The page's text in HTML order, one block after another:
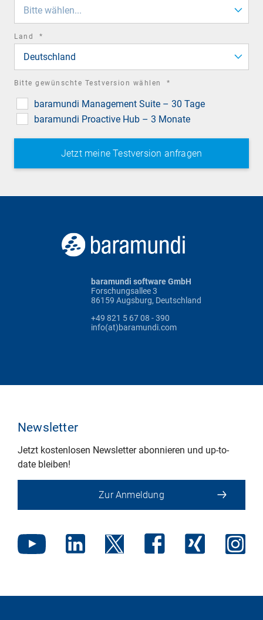
Bitte wählen...
Land *
Deutschland
Bitte gewünschte Testversion wählen *
baramundi Management Suite – 30 Tage
baramundi Proactive Hub – 3 Monate
baramundi software GmbH
Forschungsallee 3
86159 Augsburg, Deutschland
+49 821 5 67 08 - 390
info(at)baramundi.com
Newsletter
Jetzt kostenlosen Newsletter abonnieren und up-to-
date bleiben!
Zur Anmeldung